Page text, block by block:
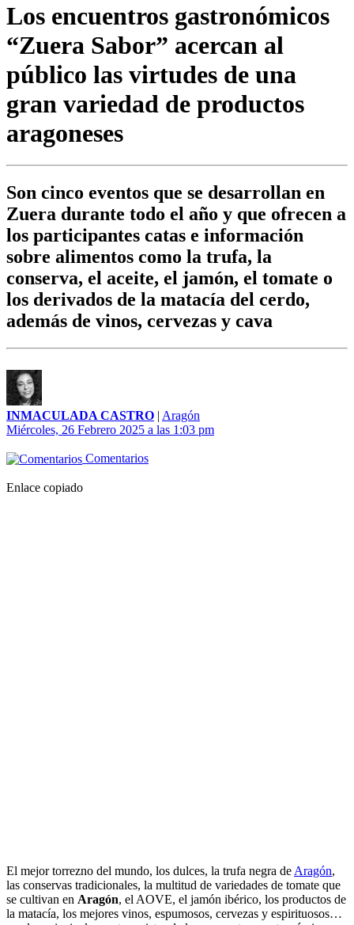
Los encuentros gastronómicos
“Zuera Sabor” acercan al
público las virtudes de una
gran variedad de productos
aragoneses
Son cinco eventos que se desarrollan en
Zuera durante todo el año y que ofrecen a
los participantes catas e información
sobre alimentos como la trufa, la
conserva, el aceite, el jamón, el tomate o
los derivados de la matacía del cerdo,
además de vinos, cervezas y cava
INMACULADA CASTRO | Aragón
Miércoles, 26 Febrero 2025 a las 1:03 pm
Comentarios
Enlace copiado
El mejor torrezno del mundo, los dulces, la trufa negra de Aragón,
las conservas tradicionales, la multitud de variedades de tomate que
se cultivan en Aragón, el AOVE, el jamón ibérico, los productos de
la matacía, los mejores vinos, espumosos, cervezas y espirituosos…